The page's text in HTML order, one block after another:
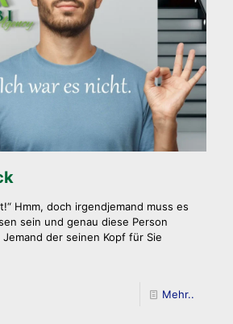
Hmm, doch irgendjemand muss es
sein und genau diese Person
der seinen Kopf für Sie
Mehr..